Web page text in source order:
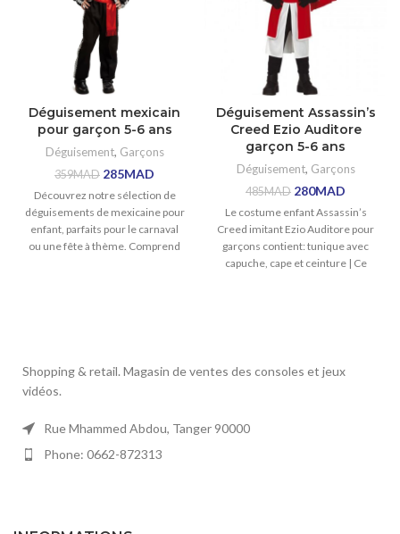
Déguisement mexicain
pour garçon 5-6 ans
Déguisement, Garçons
359MAD 285MAD
Découvrez notre sélection de
déguisements de mexicaine pour
enfant, parfaits pour le carnaval
ou une fête à thème. Comprend
Déguisement Assassin’s
Creed Ezio Auditore
garçon 5-6 ans
Déguisement, Garçons
485MAD 280MAD
Le costume enfant Assassin’s
Creed imitant Ezio Auditore pour
garçons contient: tunique avec
capuche, cape et ceinture | Ce
Shopping & retail. Magasin de ventes des consoles et jeux
vidéos.
Rue Mhammed Abdou, Tanger 90000
Phone: 0662-872313